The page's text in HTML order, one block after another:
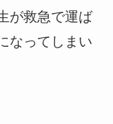
が救急で運ば
なってしまい